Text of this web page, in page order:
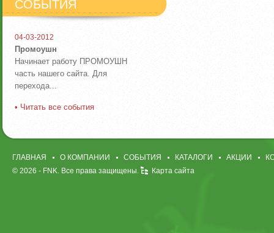
СОБЫТИЯ
04-03-2012
Промоушн
Начинает работу ПРОМОУШН
часть нашего сайта. Для
перехода...
• Читать все события
ГЛАВНАЯ О КОМПАНИИ СОБЫТИЯ КАТАЛОГИ АКЦИИ
© 2026 - FNK. Все права защищены. Карта сайта